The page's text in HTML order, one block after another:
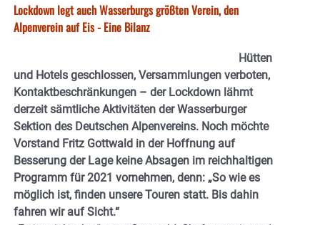
Lockdown legt auch Wasserburgs größten Verein, den
Alpenverein auf Eis - Eine Bilanz
Hütten
und Hotels geschlossen, Versammlungen verboten,
Kontaktbeschränkungen – der Lockdown lähmt
derzeit sämtliche Aktivitäten der Wasserburger
Sektion des Deutschen Alpenvereins. Noch möchte
Vorstand Fritz Gottwald in der Hoffnung auf
Besserung der Lage keine Absagen im reichhaltigen
Programm für 2021 vornehmen, denn: „So wie es
möglich ist, finden unsere Touren statt. Bis dahin
fahren wir auf Sicht.“